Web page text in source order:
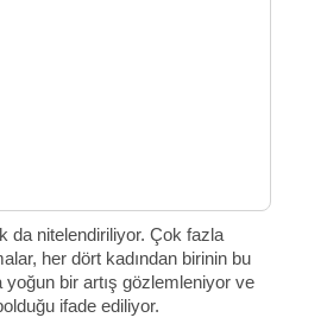
da nitelendiriliyor. Çok fazla
her dört kadından birinin bu
bir artış gözlemleniyor ve
ifade ediliyor.